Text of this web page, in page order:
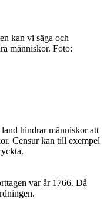
kan vi säga och
människor. Foto:
hindrar människor att
Censur kan till exempel
var år 1766. Då